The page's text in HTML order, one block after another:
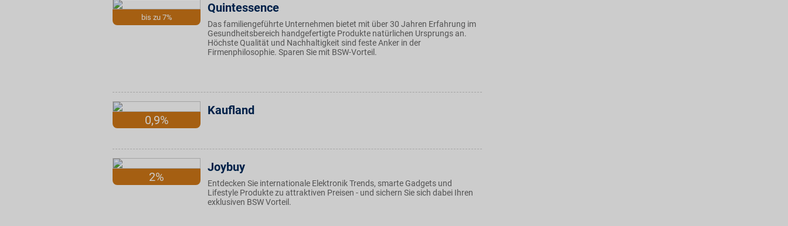
bis zu 7%
Quintessence
Das familiengeführte Unternehmen bietet mit über 30 Jahren Erfahrung im
Gesundheitsbereich handgefertigte Produkte natürlichen Ursprungs an.
Höchste Qualität und Nachhaltigkeit sind feste Anker in der
Firmenphilosophie. Sparen Sie mit BSW-Vorteil.
0,9%
Kaufland
2%
Joybuy
Entdecken Sie internationale Elektronik Trends, smarte Gadgets und
Lifestyle Produkte zu attraktiven Preisen - und sichern Sie sich dabei Ihren
exklusiven BSW Vorteil.